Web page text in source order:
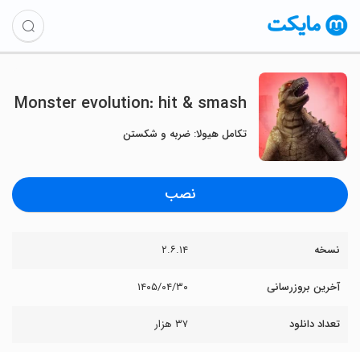
Monster evolution: hit & smash
تکامل هیولا: ضربه و شکستن
نصب
نسخه ۲.۶.۱۴
آخرین بروزرسانی ۱۴۰۵/۰۴/۳۰
تعداد دانلود ۳۷ هزار